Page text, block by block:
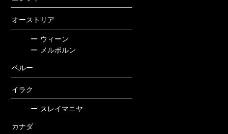
オーストリア
ー ウィーン
ー
メルボルン
ペルー
イラク
ー スレイマニヤ
カナダ